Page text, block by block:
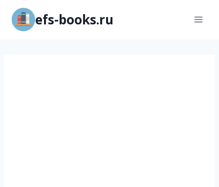
Перейти
содержимому
efs-books.ru